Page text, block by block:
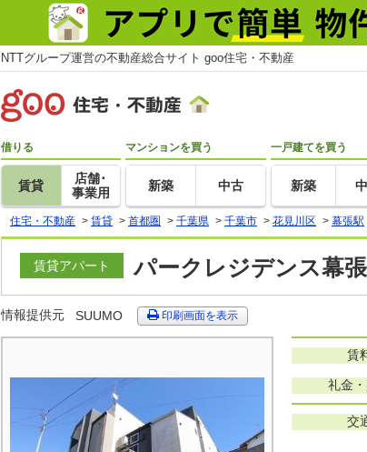
NTTグループ運営の不動産総合サイト goo住宅・不動産
借りる
賃貸
店舗･
事業用
マンションを買う
新築 中古
一戸建てを買う
新築
住宅・不動産 > 賃貸 > 首都圏 > 千葉県 > 千葉市 > 花見川区 > 幕張駅
賃貸アパート パークレジデンス幕
情報提供元 SUUMO 印刷画面を表示
賃
礼金
交